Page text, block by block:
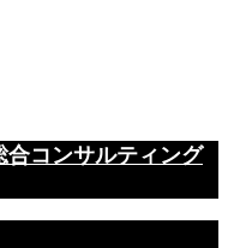
合コンサルティング